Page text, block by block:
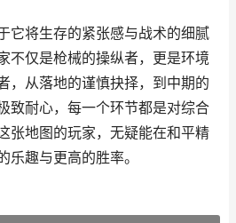
它将生存的紧张感与战术的细腻
不仅是枪械的操纵者，更是环境
，从落地的谨慎抉择，到中期的
致耐心，每一个环节都是对综合
张地图的玩家，无疑能在和平精
乐趣与更高的胜率。